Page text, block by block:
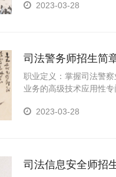
型技术应用性专门人才。
2023-03-28
司法警务师招生简
职业定义：掌握司法警
业务的高级技术应用性
2023-03-28
司法信息安全师招